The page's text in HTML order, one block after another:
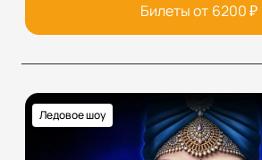
Билеты от 6200₽
Ледовое шоу